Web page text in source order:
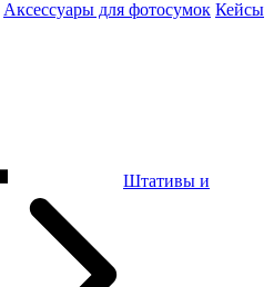
Аксессуары для фотосумок Кейсы
Штативы и